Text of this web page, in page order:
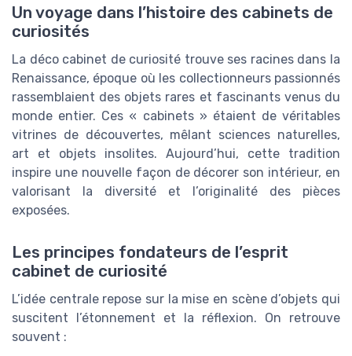
Un voyage dans l’histoire des cabinets de
curiosités
La déco cabinet de curiosité trouve ses racines dans la
Renaissance, époque où les collectionneurs passionnés
rassemblaient des objets rares et fascinants venus du
monde entier. Ces « cabinets » étaient de véritables
vitrines de découvertes, mêlant sciences naturelles,
art et objets insolites. Aujourd’hui, cette tradition
inspire une nouvelle façon de décorer son intérieur, en
valorisant la diversité et l’originalité des pièces
exposées.
Les principes fondateurs de l’esprit
cabinet de curiosité
L’idée centrale repose sur la mise en scène d’objets qui
suscitent l’étonnement et la réflexion. On retrouve
souvent :